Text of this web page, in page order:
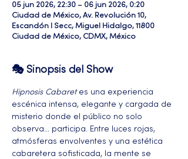
05 jun 2026, 22:30 – 06 jun 2026, 0:20
Ciudad de México, Av. Revolución 10,
Escandón I Secc, Miguel Hidalgo, 11800
Ciudad de México, CDMX, México
🎭 Sinopsis del Show
Hipnosis Cabaret es una experiencia
escénica intensa, elegante y cargada de
misterio donde el público no solo
observa… participa. Entre luces rojas,
atmósferas envolventes y una estética
cabaretera sofisticada, la mente se